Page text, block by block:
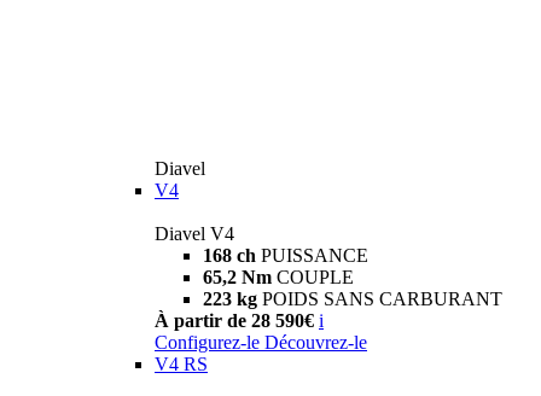
Diavel
V4
Diavel V4
168 ch PUISSANCE
65,2 Nm COUPLE
223 kg POIDS SANS CARBURANT
À partir de 28 590€ i
Configurez-le Découvrez-le
V4 RS